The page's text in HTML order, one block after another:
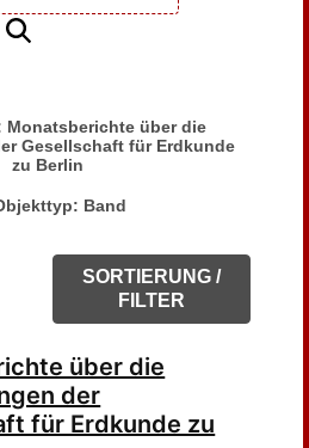
über die
Gesellschaft für Erdkunde
zu Berlin
Band
SORTIERUNG /
FILTER
über die
der
für Erdkunde zu